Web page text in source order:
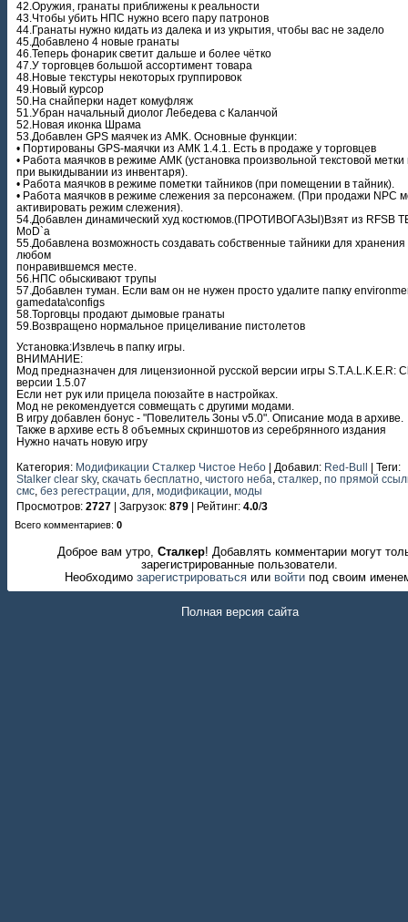
42.Оружия, гранаты приближены к реальности
43.Чтобы убить НПС нужно всего пару патронов
44.Гранаты нужно кидать из далека и из укрытия, чтобы вас не задело
45.Добавлено 4 новые гранаты
46.Теперь фонарик светит дальше и более чётко
47.У торговцев большой ассортимент товара
48.Новые текстуры некоторых группировок
49.Новый курсор
50.На снайперки надет комуфляж
51.Убран начальный диолог Лебедева с Каланчой
52.Новая иконка Шрама
53.Добавлен GPS маячек из AMK. Основные функции:
• Портированы GPS-маячки из АМК 1.4.1. Есть в продаже у торговцев
• Работа маячков в режиме АМК (установка произвольной текстовой
при выкидывании из инвентаря).
• Работа маячков в режиме пометки тайников (при помещении в тайник).
• Работа маячков в режиме слежения за персонажем. (При продажи NPC
активировать режим слежения).
54.Добавлен динамический худ костюмов.(ПРОТИВОГАЗЫ)Взят из RFSB
MoD`a
55.Добавлена возможность создавать собственные тайники для хранения
любом
понравившемся месте.
56.НПС обыскивают трупы
57.Добавлен туман. Если вам он не нужен просто удалите папку
gamedata\configs
58.Торговцы продают дымовые гранаты
59.Возвращено нормальное прицеливание пистолетов
Установка:Извлечь в папку игры.
ВНИМАНИЕ:
Мод предназначен для лицензионной русской версии игры S.T.A.L.K.E.R:
версии 1.5.07
Если нет рук или прицела поюзайте в настройках.
Мод не рекомендуется совмещать с другими модами.
В игру добавлен бонус - "Повелитель Зоны v5.0". Описание мода в архиве.
Также в архиве есть 8 объемных скриншотов из серебрянного издания
Нужно начать новую игру
Категория: Модификации Сталкер Чистое Небо | Добавил: Red-Bull | Теги:
Stalker clear sky, скачать бесплатно чистого неба сталкер по прямой
смс без регестрации для модификации моды
Просмотров: 2727 | Загрузок: 879 | Рейтинг: 4.0/3
Всего комментариев: 0
Доброе вам утро, Сталкер! Добавлять комментарии могут
зарегистрированные пользователи.
Необходимо зарегистрироваться или войти под своим
Полная версия сайта